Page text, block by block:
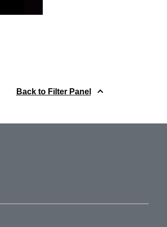
Back to Filter Panel